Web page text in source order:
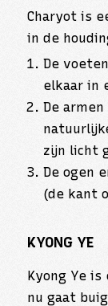
Charyot is
in de
De
elkaar in
De
zijn licht
De ogen
(de kant
KYONG YE
Kyong Ye
nu gaat